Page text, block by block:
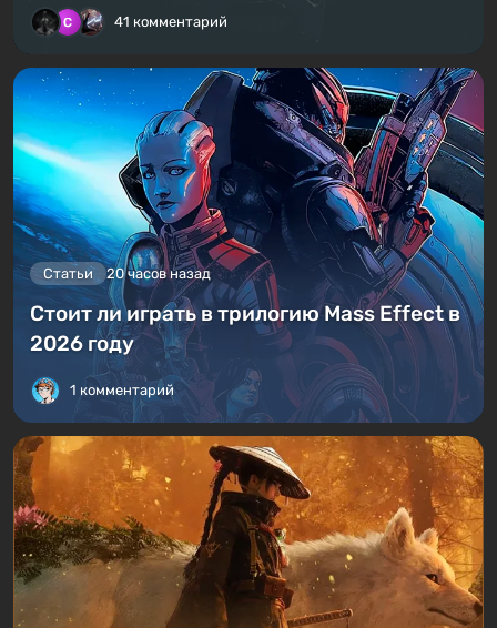
41 комментарий
Статьи 20 часов назад
Стоит ли играть в трилогию Mass Effect в
2026 году
1 комментарий